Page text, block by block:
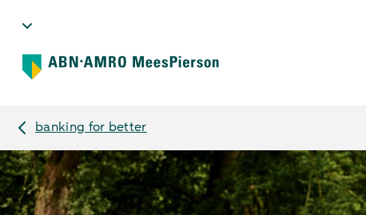
banking for better